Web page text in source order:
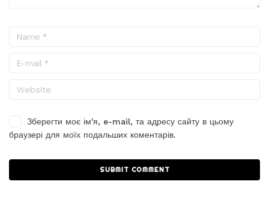
Зберегти моє ім'я, e-mail, та адресу сайту в цьому
браузері для моїх подальших коментарів.